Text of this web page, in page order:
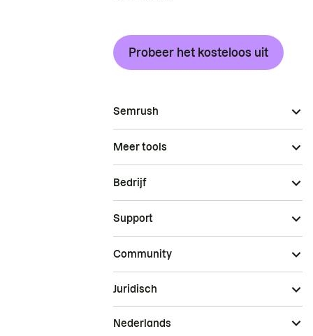
Probeer het kosteloos uit
Semrush
Meer tools
Bedrijf
Support
Community
Juridisch
Nederlands